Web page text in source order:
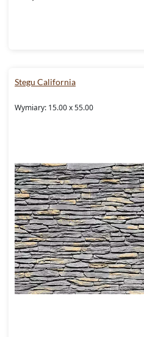
Stegu California
Wymiary: 15.00 x 55.00